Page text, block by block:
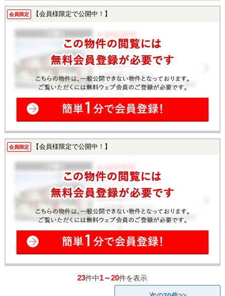
会員限定 【会員様限定で公開中！】
会員限定 【会員様限定で公開中！】
23件中1～20件を表示